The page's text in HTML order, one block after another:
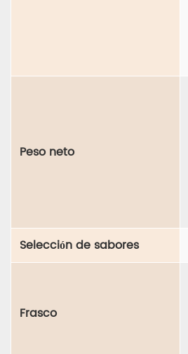
Peso neto
Selección de sabores
Frasco